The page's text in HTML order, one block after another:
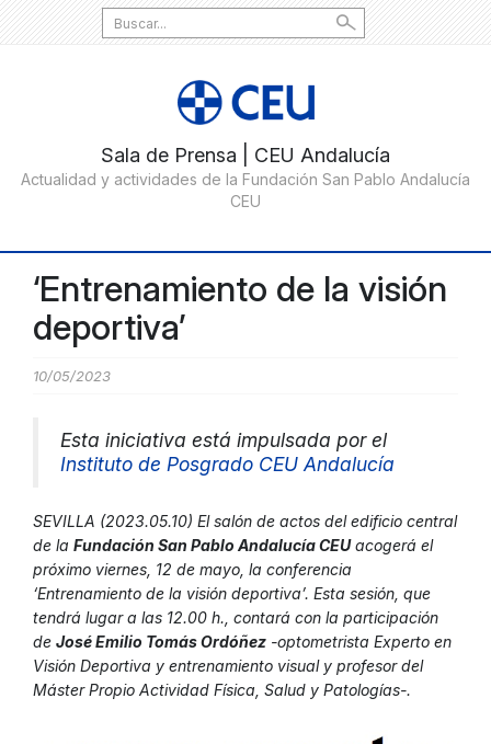
Search
for:
‘Entrenamiento de la visión
deportiva’
10/05/2023
Esta iniciativa está impulsada por el
Instituto de Posgrado CEU Andalucía
SEVILLA (2023.05.10) El salón de actos del edificio central
de la Fundación San Pablo Andalucía CEUacogerá el
próximo viernes, 12 de mayo, la conferencia
‘Entrenamiento de la visión deportiva’. Esta sesión, que
tendrá lugar a las 12.00 h., contará con la participación
de José Emilio Tomás Ordóñez -optometrista Experto en
Visión Deportiva y entrenamiento visual y profesor del
Máster Propio Actividad Física, Salud y Patologías-.